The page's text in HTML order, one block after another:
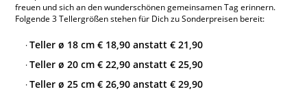
freuen und sich an den wunderschönen gemeinsamen Tag erinnern.
Folgende 3 Tellergrößen stehen für Dich zu Sonderpreisen bereit:
Teller ø 18 cm € 18,90 anstatt € 21,90
Teller ø 20 cm € 22,90 anstatt € 25,90
Teller ø 25 cm € 26,90 anstatt € 29,90